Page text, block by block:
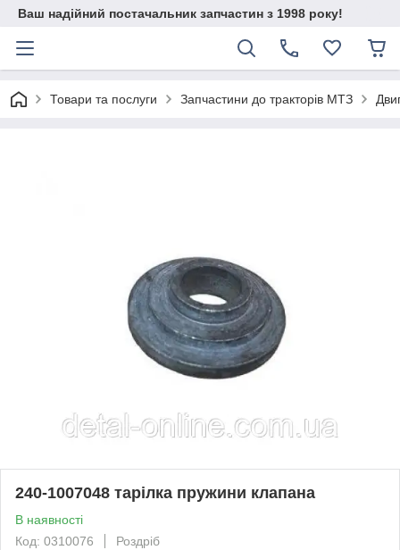
Ваш надійний постачальник запчастин з 1998 року!
Товари та послуги Запчастини до тракторів МТЗ
240-1007048 тарілка пружини клапана
В наявності
Код: 0310076
Роздріб